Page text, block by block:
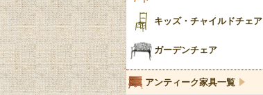
陶器の人形
キャンドルホルダー
イマリ（IMARI）
ブルー＆ホワイト
ブルーウィローパターン
キッズ・チャイルドチェア
ガーデンチェア
アンティーク家具一覧